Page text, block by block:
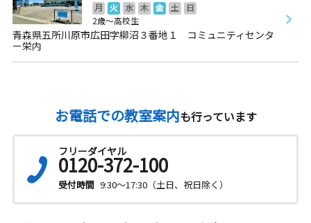
月 火 水 木 金 土
日
2歳～高校生
青森県五所川原市広田字柳沼３番地１ コミュニティセンタ
ー栄内
お電話での教室案内も行っています
フリーダイヤル
0120-372-100
受付時間 9:30～17:30（土日、祝日除く）